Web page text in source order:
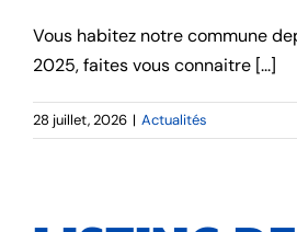
Vous habitez notre commune
2025, faites vous connaitre [...]
28 juillet, 2026 | Actualités